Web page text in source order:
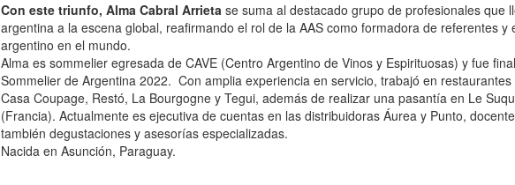
Con este triunfo, Alma Cabral Arrietase suma al destacado grupo de profesionales que
argentina a la escena global, reafirmando el rol de la AAS como formadora de referentes y
argentino en el mundo.
Alma es sommelier egresada de CAVE (Centro Argentino de Vinos y Espirituosas) y fue
Sommelier de Argentina 2022. Con amplia experiencia en servicio, trabajó en restaurantes
Casa Coupage, Restó, La Bourgogne y Tegui, además de realizar una pasantía en Le
(Francia). Actualmente es ejecutiva de cuentas en las distribuidoras Áurea y Punto,
también degustaciones y asesorías especializadas.
Nacida en Asunción, Paraguay.